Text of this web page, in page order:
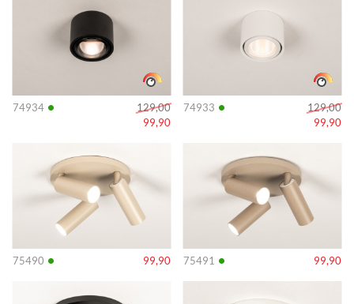
74934 •
129,00
99,90
74933 •
129,00
99,90
75490 • 99,90 75491 • 99,90
Info